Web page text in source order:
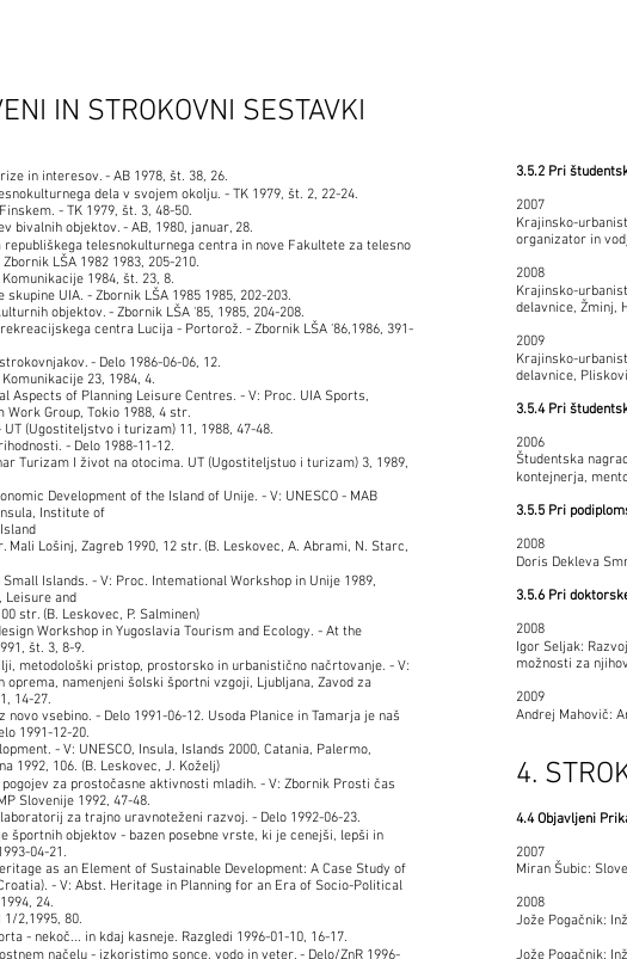
IN STROKOVNI SESTAVKI
in interesov. - AB 1978, št. 38, 26.
dela v svojem okolju. - TK 1979, št. 2, 22-24.
- TK 1979, št. 3, 48-50.
bivalnih objektov. - AB, 1980, januar, 28.
republiškega telesnokulturnega centra in nove Fakultete za telesno
LŠA 1982 1983, 205-210.
1984, št. 23, 8.
skupine UIA. - Zbornik LŠA 1985 1985, 202-203.
objektov. - Zbornik LŠA '85, 1985, 204-208.
centra Lucija - Portorož. - Zbornik LŠA '86,1986, 391-
- Delo 1986-06-06, 12.
23, 1984, 4.
Aspects of Planning Leisure Centres. - V: Proc. UIA Sports,
Work Group, Tokio 1988, 4 str.
UT (Ugostiteljstvo i turizam) 11, 1988, 47-48.
- Delo 1988-11-12.
Turizam I život na otocima. UT (Ugostiteljstuo i turizam) 3, 1989,
Development of the Island of Unije. - V: UNESCO - MAB
Institute of
Mali Lošinj, Zagreb 1990, 12 str. (B. Leskovec, A. Abrami, N. Starc,
Islands. - V: Proc. Intemational Workshop in Unije 1989,
Leisure and
str. (B. Leskovec, P. Salminen)
Workshop in Yugoslavia Tourism and Ecology. - At the
št. 3, 8-9.
metodološki pristop, prostorsko in urbanistično načrtovanje. - V:
oprema, namenjeni šolski športni vzgoji, Ljubljana, Zavod za
14-27.
novo vsebino. - Delo 1991-06-12. Usoda Planice in Tamarja je naš
1991-12-20.
- V: UNESCO, Insula, Islands 2000, Catania, Palermo,
1992, 106. (B. Leskovec, J. Koželj)
za prostočasne aktivnosti mladih. - V: Zbornik Prosti čas
Slovenije 1992, 47-48.
za trajno uravnoteženi razvoj. - Delo 1992-06-23.
športnih objektov - bazen posebne vrste, ki je cenejši, lepši in
04-21.
as an Element of Sustainable Development: A Case Study of
- V: Abst. Heritage in Planning for an Era of Socio-Political
24.
1/2,1995, 80.
- nekoč... in kdaj kasneje. Razgledi 1996-01-10, 16-17.
načelu - izkoristimo sonce, vodo in veter. - Delo/ZnR 1996-
3.5.2 Pri
2007
Krajinsko-
organizator in
2008
Krajinsko-
delavnice, Žminj,
2009
Krajinsko-
delavnice,
3.5.4 Pri
2006
Študentska
kontejnerja,
3.5.5 Pri
2008
Doris Dekleva
3.5.6 Pri
2008
Igor Seljak:
možnosti za
2009
Andrej Mahovič:
4.
4.4 Objavljeni
2007
Miran Šubic:
2008
Jože Pogačnik:
Jože Pogačnik: